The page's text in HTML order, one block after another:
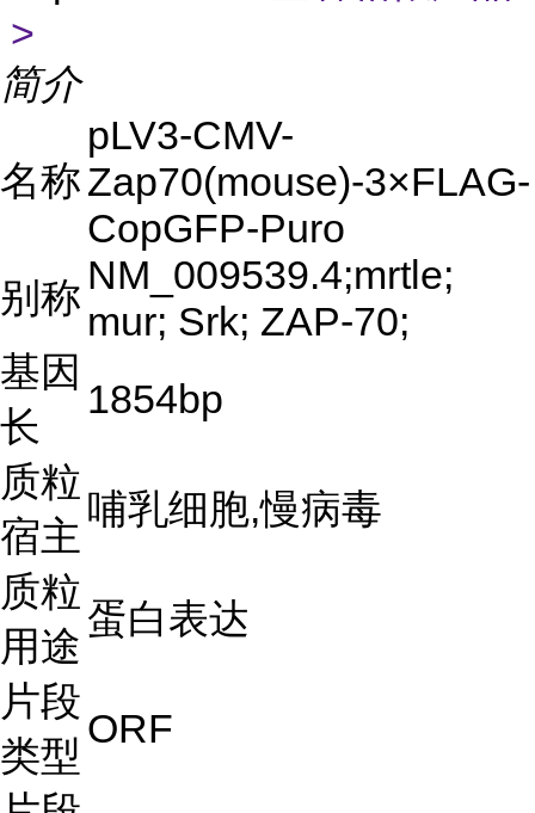
>
简介
名称
pLV3-CMV-
Zap70(mouse)-3×FLAG-
CopGFP-Puro
别称 NM_009539.4;mrtle;
mur; Srk; ZAP-70;
基因
长
1854bp
质粒
宿主
哺乳细胞,慢病毒
质粒
用途
蛋白表达
片段
类型
ORF